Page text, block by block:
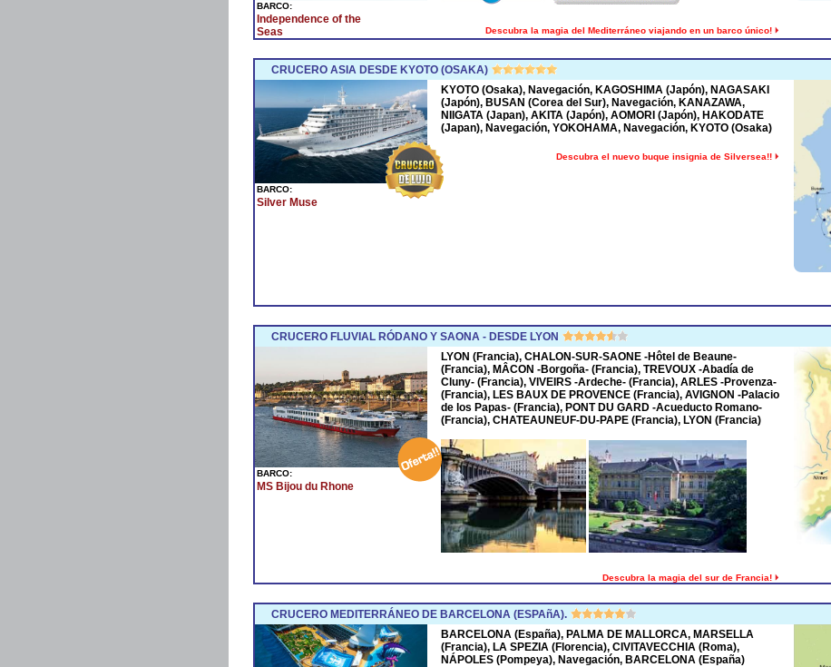
BARCO:
Independence of the
Seas
Descubra la magia del Mediterráneo viajando en un barco único!
CRUCERO ASIA DESDE KYOTO (OSAKA)
BARCO:
Silver Muse
KYOTO (Osaka), Navegación, KAGOSHIMA (Japón), NAGASAKI
(Japón), BUSAN (Corea del Sur), Navegación, KANAZAWA,
NIIGATA (Japan), AKITA (Japón), AOMORI (Japón), HAKODATE
(Japan), Navegación, YOKOHAMA, Navegación, KYOTO (Osaka)
Descubra el nuevo buque insignia de Silversea!!
CRUCERO FLUVIAL RÓDANO Y SAONA - DESDE LYON
BARCO:
MS Bijou du Rhone
LYON (Francia), CHALON-SUR-SAONE -Hôtel de Beaune-
(Francia), MÂCON -Borgoña- (Francia), TREVOUX -Abadía de
Cluny- (Francia), VIVEIRS -Ardeche- (Francia), ARLES -Provenza-
(Francia), LES BAUX DE PROVENCE (Francia), AVIGNON -Palacio
de los Papas- (Francia), PONT DU GARD -Acueducto Romano-
(Francia), CHATEAUNEUF-DU-PAPE (Francia), LYON (Francia)
Descubra la magia del sur de Francia!
CRUCERO MEDITERRÁNEO DE BARCELONA (ESPAñA).
BARCELONA (España), PALMA DE MALLORCA, MARSELLA
(Francia), LA SPEZIA (Florencia), CIVITAVECCHIA (Roma),
NÁPOLES (Pompeya), Navegación, BARCELONA (España)